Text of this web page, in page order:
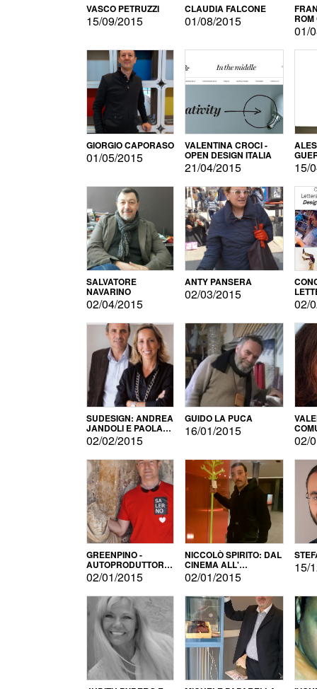
VASCO PETRUZZI
15/09/2015
CLAUDIA FALCONE
01/08/2015
01/
GIORGIO CAPORASO
01/05/2015
VALENTINA CROCI -
OPEN DESIGN ITALIA
21/04/2015 15/
SALVATORE
NAVARINO
02/04/2015
ANTY PANSERA
02/03/2015
02/
SUDESIGN: ANDREA
JANDOLI E PAOLA
PISAPIA
02/02/2015
GUIDO LA PUCA
16/01/2015
02/
GREENPINO -
AUTOPRODUTTORE
PER AMORE
02/01/2015
NICCOLÒ SPIRITO: DAL
CINEMA ALL'
AUTOPRODUZIONE
02/01/2015
15/